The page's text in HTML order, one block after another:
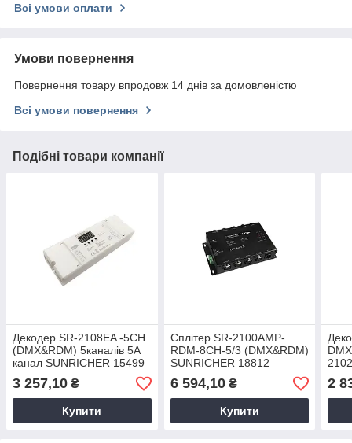
Всі умови оплати
Умови повернення
Повернення товару впродовж 14 днів за домовленістю
Всі умови повернення
Подібні товари компанії
Декодер SR-2108EA -5CH
(DMX&RDM) 5каналів 5А
канал SUNRICHER 15499
3 257,10 ₴
Купити
Сплітер SR-2100AMP-
RDM-8CH-5/3 (DMX&RDM)
SUNRICHER 18812
6 594,10₴
Купити
для
2